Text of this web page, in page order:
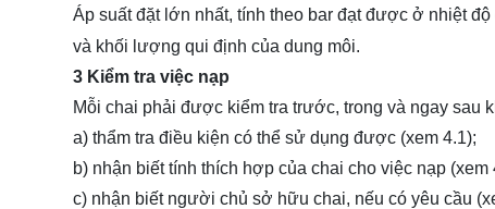
Áp suất đặt lớn nhất, tính theo bar đạt được ở nhiệt độ
và khối lượng qui định của dung môi.
3 Kiểm tra việc nạp
Mỗi chai phải được kiểm tra trước, trong và ngay sau
a) thẩm tra điều kiện có thể sử dụng được (xem 4.1);
b) nhận biết tính thích hợp của chai cho việc nạp (xem
c) nhận biết người chủ sở hữu chai, nếu có yêu cầu